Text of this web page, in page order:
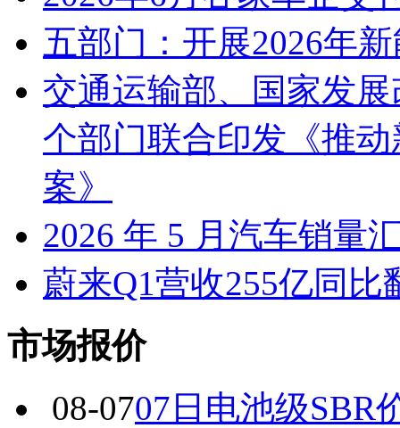
五部门：开展2026年
交通运输部、国家发
个部门联合印发《推
案》
2026 年 5 月汽车销量
蔚来Q1营收255亿同
市场报价
08-0707日电池级SBR